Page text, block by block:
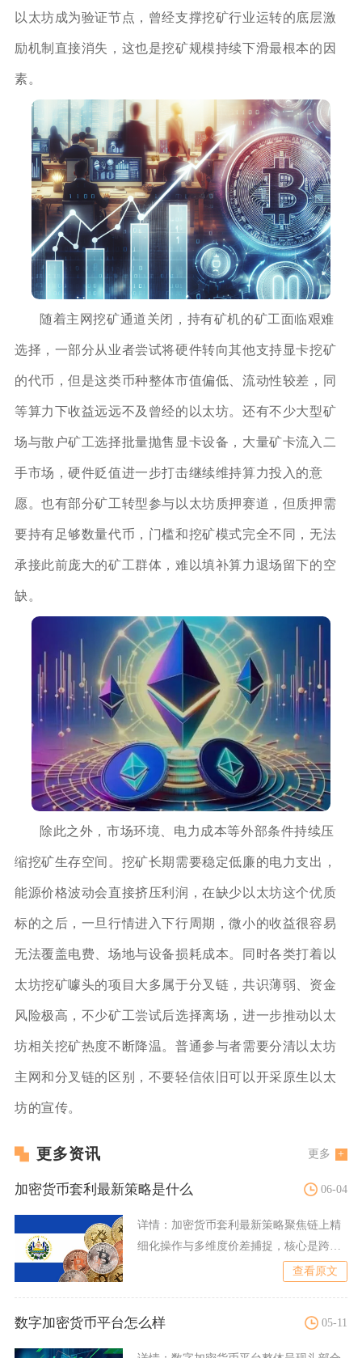
以太坊成为验证节点，曾经支撑挖矿行业运转的底层激
励机制直接消失，这也是挖矿规模持续下滑最根本的因
素。
随着主网挖矿通道关闭，持有矿机的矿工面临艰难
选择，一部分从业者尝试将硬件转向其他支持显卡挖矿
的代币，但是这类币种整体市值偏低、流动性较差，同
等算力下收益远远不及曾经的以太坊。还有不少大型矿
场与散户矿工选择批量抛售显卡设备，大量矿卡流入二
手市场，硬件贬值进一步打击继续维持算力投入的意
愿。也有部分矿工转型参与以太坊质押赛道，但质押需
要持有足够数量代币，门槛和挖矿模式完全不同，无法
承接此前庞大的矿工群体，难以填补算力退场留下的空
缺。
除此之外，市场环境、电力成本等外部条件持续压
缩挖矿生存空间。挖矿长期需要稳定低廉的电力支出，
能源价格波动会直接挤压利润，在缺少以太坊这个优质
标的之后，一旦行情进入下行周期，微小的收益很容易
无法覆盖电费、场地与设备损耗成本。同时各类打着以
太坊挖矿噱头的项目大多属于分叉链，共识薄弱、资金
风险极高，不少矿工尝试后选择离场，进一步推动以太
坊相关挖矿热度不断降温。普通参与者需要分清以太坊
主网和分叉链的区别，不要轻信依旧可以开采原生以太
坊的宣传。
更多资讯 更多
加密货币套利最新策略是什么 06-04
详情： 加密货币套利最新策略聚焦链上精
细化操作与多维度价差捕捉，核心是跨链
查看原文
数字加密货币平台怎么样 05-11